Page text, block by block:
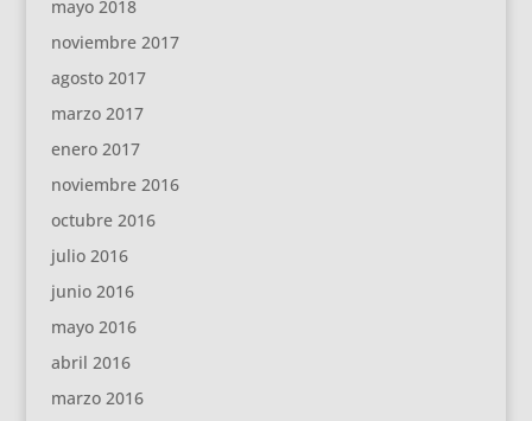
mayo 2018
noviembre 2017
agosto 2017
marzo 2017
enero 2017
noviembre 2016
octubre 2016
julio 2016
junio 2016
mayo 2016
abril 2016
marzo 2016